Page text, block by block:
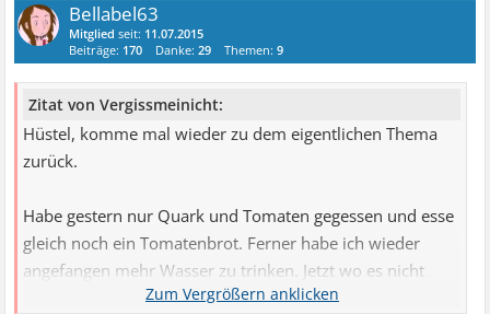
Bellabel63
Mitglied seit: 11.07.2015
Beiträge: 170 Danke:29 Themen:9
Zitat von Vergissmeinicht:
Hüstel, komme mal wieder zu dem eigentlichen Thema
zurück.
Habe gestern nur Quark und Tomaten gegessen und esse
gleich noch ein Tomatenbrot. Ferner habe ich wieder
angefangen mehr Wasser zu trinken. Jetzt wo es nicht
mehr so warm ist, fällt es mir ein wenig schwerer.